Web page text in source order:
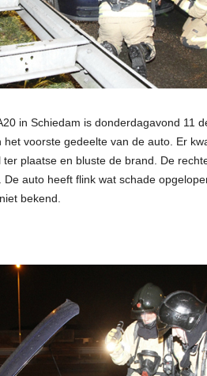
in Schiedam is donderdagavond 11
het voorste gedeelte van de auto. Er
ter plaatse en bluste de brand. De
De auto heeft flink wat schade
bekend.